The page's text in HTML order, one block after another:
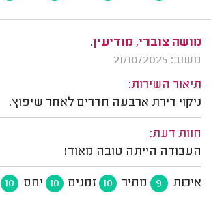
מושה צוברי, מודיעין.
משוב: 21/10/2025
תיאור השירות:
ניקוי דירת ארבעה חדרים לאחר שיפוץ.
חוות דעת:
העבודה הייתה טובה מאוד!
איכות 9 מחיר 10 זמנים 10 יחס 10